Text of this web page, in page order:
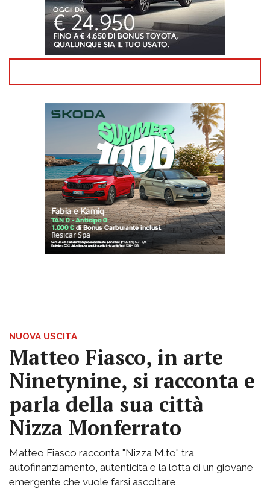
NUOVA USCITA
Matteo Fiasco, in arte
Ninetynine, si racconta e
parla della sua città
Nizza Monferrato
Matteo Fiasco racconta "Nizza M.to" tra
autofinanziamento, autenticità e la lotta di un giovane
emergente che vuole farsi ascoltare